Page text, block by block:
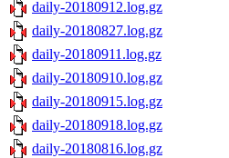
daily-20180912.log.gz
daily-20180827.log.gz
daily-20180911.log.gz
daily-20180910.log.gz
daily-20180915.log.gz
daily-20180918.log.gz
daily-20180816.log.gz